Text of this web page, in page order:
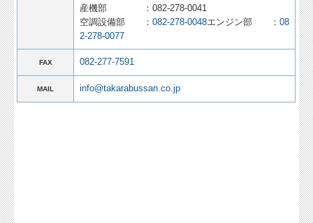
産機部 ：082-278-0041
空調設備部 ：082-278-0048エンジン部 ：08
2-278-0077
FAX 082-277-7591
MAIL info@takarabussan.co.jp